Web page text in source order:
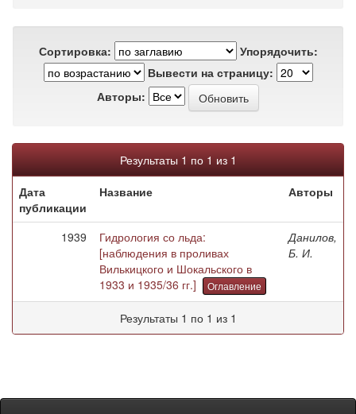
Сортировка:
Упорядочить:
Вывести на страницу:
Авторы:
Результаты 1 по 1 из 1
Дата
публикации
Название Авторы
1939
Гидрология со льда:
[наблюдения в проливах
Вилькицкого и Шокальского в
1933 и 1935/36 гг.]
Оглавление
Данилов,
Б. И.
Результаты 1 по 1 из 1